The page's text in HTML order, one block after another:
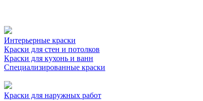
Интерьерные краски
Краски для стен и потолков
Краски для кухонь и ванн
Специализированные краски
Краски для наружных работ